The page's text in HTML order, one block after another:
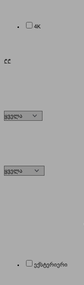
4K
₾₾
ექსტერიერი